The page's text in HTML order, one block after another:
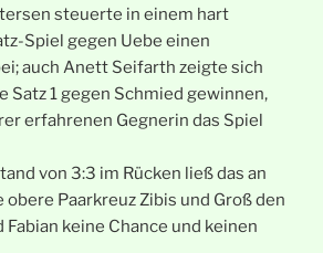
steuerte in einem hart
Spiel gegen Uebe einen
auch Anett Seifarth zeigte sich
Satz 1 gegen Schmied gewinnen,
erfahrenen Gegnerin das Spiel
von 3:3 im Rücken ließ das an
obere Paarkreuz Zibis und Groß den
Fabian keine Chance und keinen